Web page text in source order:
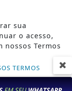
sua
o acesso,
nossos Termos
TERMOS